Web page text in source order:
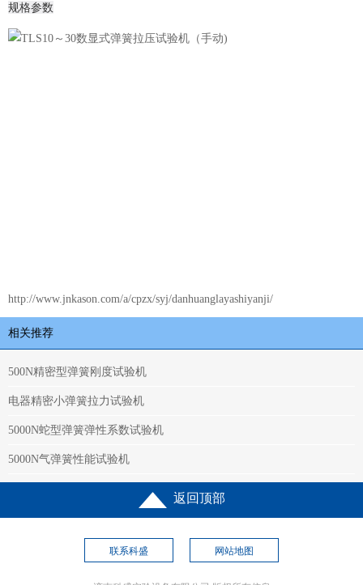
规格参数
http://www.jnkason.com/a/cpzx/syj/danhuanglayashiyanji/
相关推荐
500N精密型弹簧刚度试验机
电器精密小弹簧拉力试验机
5000N蛇型弹簧弹性系数试验机
5000N气弹簧性能试验机
返回顶部
联系科盛 网站地图